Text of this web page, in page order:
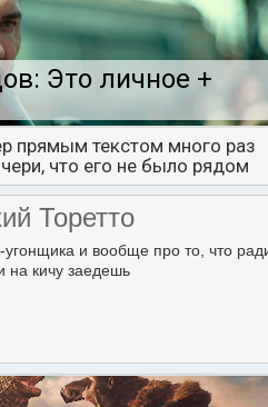
Это личное +
прямым текстом много раз
что его не было рядом
Торетто
и вообще про то, что
на кичу заедешь